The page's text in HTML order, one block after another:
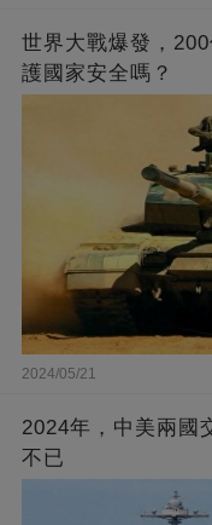
世界大戰爆發，
護國家安全嗎？
2024/05/21
2024年，中美兩國
不已